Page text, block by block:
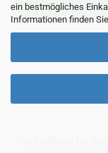
ein bestmögliches
Informationen finden